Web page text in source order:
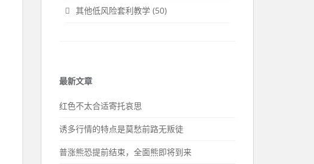
其他低风险套利教学 (50)
最新文章
红色不太合适寄托哀思
诱多行情的特点是莫愁前路无叛徒
普涨熊恐提前结束，全面熊即将到来